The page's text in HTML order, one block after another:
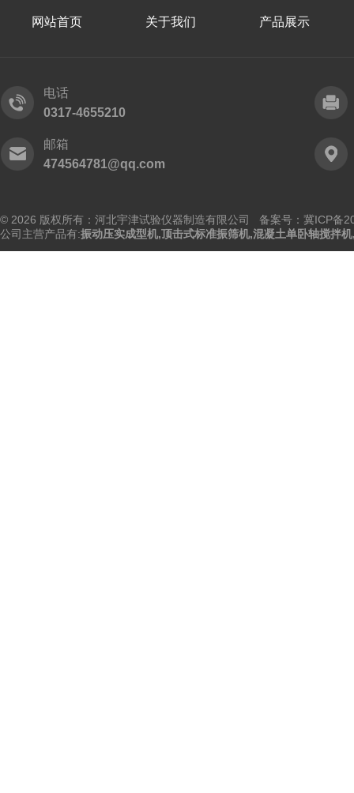
网站首页 关于我们 产品展示
电话
0317-4655210
邮箱
474564781@qq.com
© 2026 版权所有：河北宇津试验仪器制造有限公司 备案号：冀ICP备
公司主营产品有:振动压实成型机,顶击式标准振筛机,混凝土单卧轴搅拌机